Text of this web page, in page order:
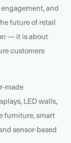
and
future of retail
— it is about
customers
made
LED walls,
furniture, smart
sensor-based